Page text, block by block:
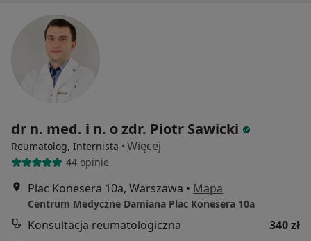
dr n. med. i n. o zdr. Piotr Sawicki
Reumatolog, Internista · Więcej
44 opinie
Plac Konesera 10a, Warszawa • Mapa
Centrum Medyczne Damiana Plac Konesera 10a
Konsultacja reumatologiczna
340 zł